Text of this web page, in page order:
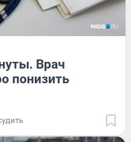
Врач
понизить